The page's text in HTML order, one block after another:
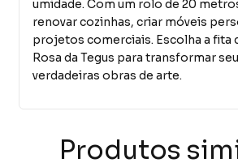
umidade. Com um rolo de 20
renovar cozinhas, criar móveis
projetos comerciais. Escolha a fita
Rosa da Tegus para transformar
verdadeiras obras de arte.
Produtos